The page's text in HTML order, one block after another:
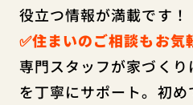
役立つ情報が満載です！
✅住まいのご相談もお気
専門スタッフが家づく
を丁寧にサポート。初